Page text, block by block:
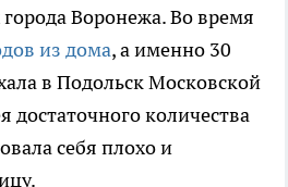
Воронежа. Во время
из дома, а именно 30
в Подольск Московской
достаточного количества
себя плохо и